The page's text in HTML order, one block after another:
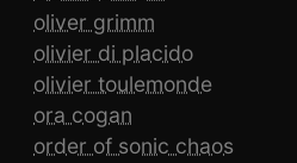
oliver grimm
olivier di placido
olivier toulemonde
ora cogan
order of sonic chaos